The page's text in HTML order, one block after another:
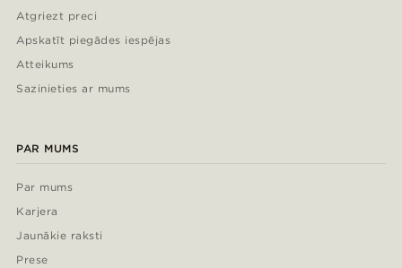
Atgriezt preci
Apskatīt piegādes iespējas
Atteikums
Sazinieties ar mums
PAR MUMS
Par mums
Karjera
Jaunākie raksti
Prese